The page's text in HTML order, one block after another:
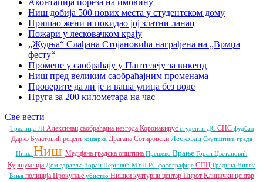
Аконтација пореза на имовину
Ниш добија 500 нових места у студентском дому
Пришао жени и покидао јој златни ланац
Пожари у лесковачком крају
„Жудња“ Слађана Стојановића награђена на „Врмџа
фесту“
Промене у саобраћају у Пантелеју за викенд
Ниш пред великим саобраћајним променама
Проверите да ли је и ваша улица без воде
Пруга за 200 километара на час
Све вести
Тржница ЈП Алексинац саобраћајна незгода Коронавирус студенти ДС СНС фудбал
Дарко Булатовић рецепт кошарка Драгана Сотировски Лесковац Скупштина града
Ниша Ниш Медијана градска општина Прешево Врање Горан Цветановић
Куршумлија Дом здравља Зоран Перишић МУП РС фотографије СПЦ Градина Нишка
Бања полиција Прокупље убиство Нишки културни центар Пирот Клинички центар